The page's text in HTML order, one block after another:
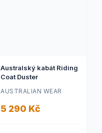
Australský kabát Riding
Coat Duster
AUSTRALIAN WEAR
5 290 Kč